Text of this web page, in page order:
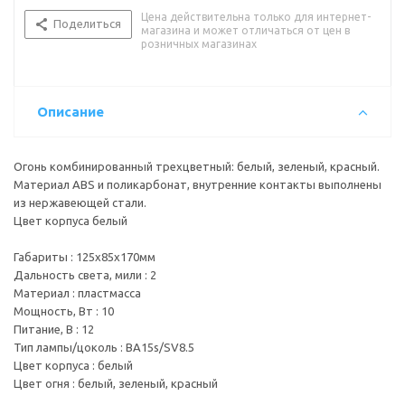
Цвет огня : белый, зеленый, красный
Поделиться
Цена действительна только для интернет-
магазина и может отличаться от цен в
розничных магазинах
Описание
Огонь комбинированный трехцветный: белый, зеленый, красный.
Материал ABS и поликарбонат, внутренние контакты выполнены
из нержавеющей стали.
Цвет корпуса белый
Габариты : 125х85х170мм
Дальность света, мили : 2
Материал : пластмасса
Мощность, Вт : 10
Питание, В : 12
Тип лампы/цоколь : BA15s/SV8.5
Цвет корпуса : белый
Цвет огня : белый, зеленый, красный